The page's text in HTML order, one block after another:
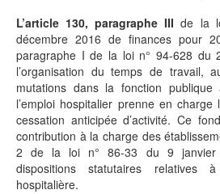
L’article 130, paragraphe III de la
décembre 2016 de finances pour
paragraphe I de la loi n° 94-628 du
l’organisation du temps de travail,
mutations dans la fonction
l’emploi hospitalier prenne en charge
cessation anticipée d’activité. Ce
contribution à la charge des
2 de la loi n° 86-33 du 9 janvier
dispositions statutaires relatives
hospitalière.